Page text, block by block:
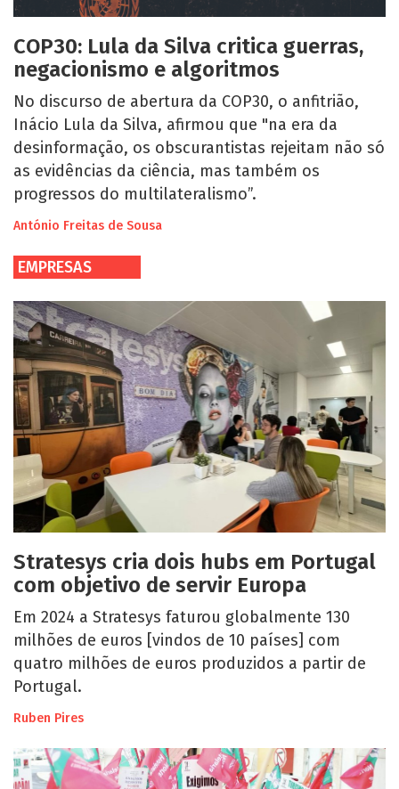
COP30: Lula da Silva critica guerras,
negacionismo e algoritmos
No discurso de abertura da COP30, o anfitrião,
Inácio Lula da Silva, afirmou que "na era da
desinformação, os obscurantistas rejeitam não só
as evidências da ciência, mas também os
progressos do multilateralismo”.
António Freitas de Sousa
EMPRESAS
Stratesys cria dois hubs em Portugal
com objetivo de servir Europa
Em 2024 a Stratesys faturou globalmente 130
milhões de euros [vindos de 10 países] com
quatro milhões de euros produzidos a partir de
Portugal.
Ruben Pires